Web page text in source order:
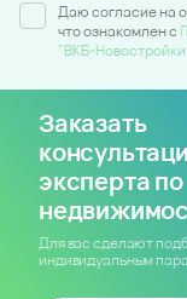
Даю согласие на
что ознакомлен c
"ВКБ-Новостройки
Заказать
эксперта по
Для вас сделают
индивидуальным